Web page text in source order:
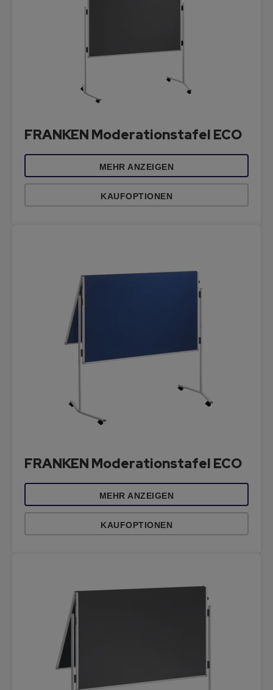
FRANKEN Moderationstafel ECO
MEHR ANZEIGEN
KAUFOPTIONEN
FRANKEN Moderationstafel ECO
MEHR ANZEIGEN
KAUFOPTIONEN